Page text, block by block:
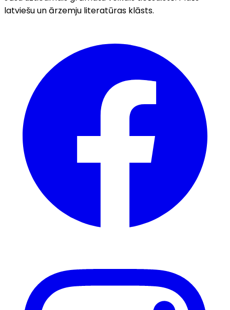
latviešu un ārzemju literatūras klāsts.